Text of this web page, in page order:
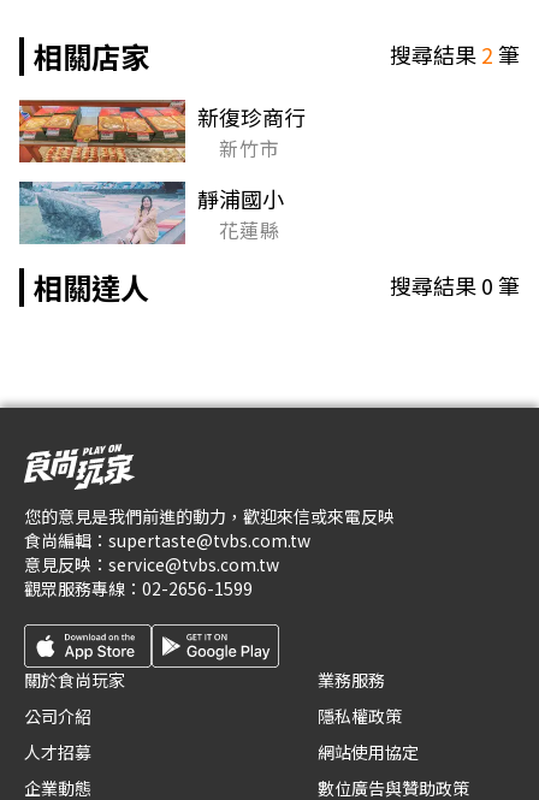
相關店家 搜尋結果2筆
新復珍商行
新竹市
靜浦國小
花蓮縣
相關達人 搜尋結果0筆
您的意見是我們前進的動力，歡迎來信或來電反映
食尚編輯： supertaste@tvbs.com.tw
意見反映： service@tvbs.com.tw
觀眾服務專線： 02-2656-1599
關於食尚玩家
公司介紹
人才招募
企業動態
業務服務
隱私權政策
網站使用協定
數位廣告與贊助政策